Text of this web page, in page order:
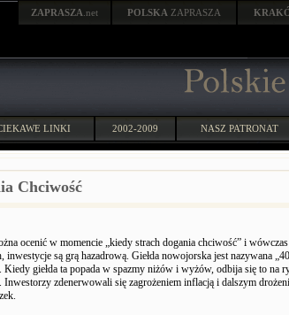
ZAPRASZA .net POLSKA ZAPRASZA
LINKI 2002-2009 NASZ PATRONAT
Chciwość
ocenić w momencie „kiedy strach dogania chciwość” i
inwestycje są grą hazadrową. Giełda nowojorska jest nazywana
Kiedy giełda ta popada w spazmy niżów i wyżów, odbija się to na
Inwestorzy zdenerwowali się zagrożeniem inflacją i dalszym